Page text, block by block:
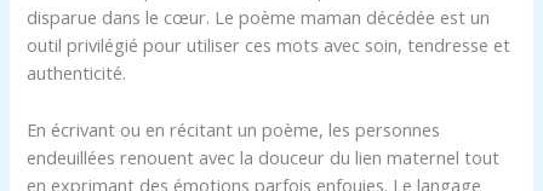
disparue dans le cœur. Le poème maman décédée est un
outil privilégié pour utiliser ces mots avec soin, tendresse et
authenticité.
En écrivant ou en récitant un poème, les personnes
endeuillées renouent avec la douceur du lien maternel tout
en exprimant des émotions parfois enfouies. Le langage